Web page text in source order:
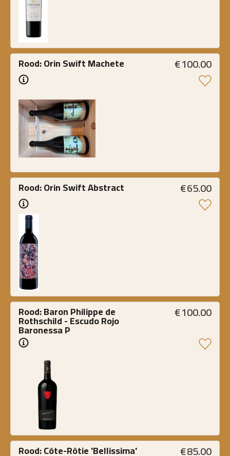
Rood: Orin Swift Machete €100.00
Rood: Orin Swift Abstract €65.00
Rood: Baron Philippe de
Rothschild - Escudo Rojo
Baronessa P
€100.00
Rood: Côte-Rôtie 'Bellissima' €85.00